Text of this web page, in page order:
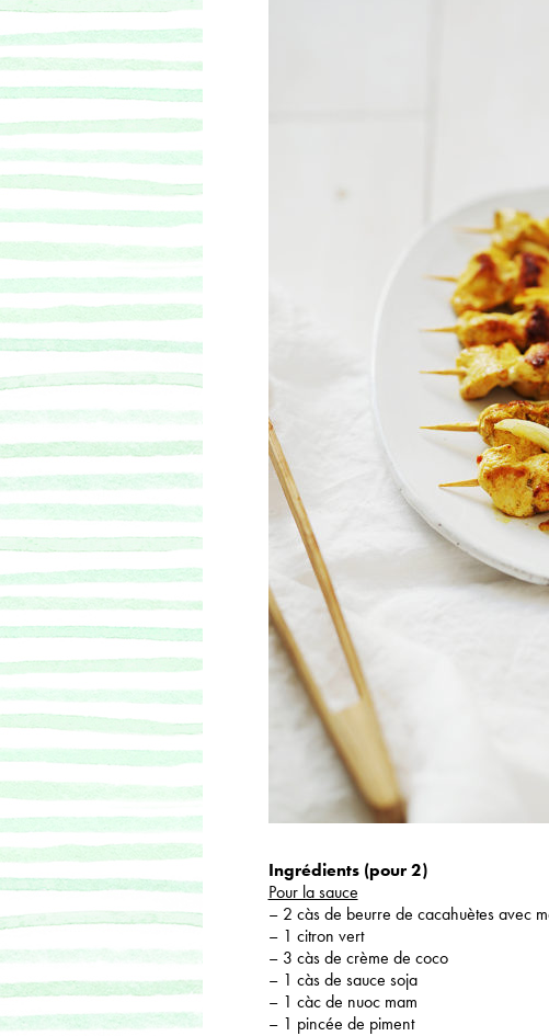
Ingrédients (pour 2)
Pour la sauce
– 2 càs de beurre de cacahuètes avec
– 1 citron vert
– 3 càs de crème de coco
– 1 càs de sauce soja
– 1 càc de nuoc mam
– 1 pincée de piment